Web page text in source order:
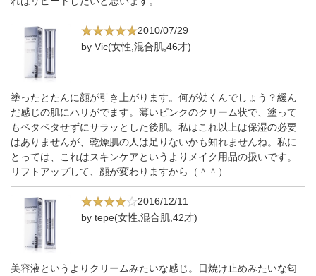
2010/07/29
by Vic(女性,混合肌,46才)
塗ったとたんに顔が引き上がります。何が効くんでしょう？緩ん
だ感じの肌にハリがでます。薄いピンクのクリーム状で、塗って
もベタベタせずにサラッとした後肌。私はこれ以上は保湿の必要
はありませんが、乾燥肌の人は足りないかも知れませんね。私に
とっては、これはスキンケアというよりメイク用品の扱いです。
リフトアップして、顔が変わりますから（＾＾）
2016/12/11
by tepe(女性,混合肌,42才)
美容液というよりクリームみたいな感じ。日焼け止めみたいな匂